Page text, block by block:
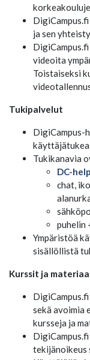
ja sen
videoita
Toistaiseksi
Tukipalvelut
DigiCampus-
Tukikanavia
DC-
chat,
puhelin
Ympäristöä
sisällöllistä
Kurssit ja
sekä
kursseja ja
tekijänoikeus